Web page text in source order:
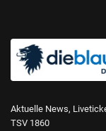
Aktuelle News,
TSV 1860